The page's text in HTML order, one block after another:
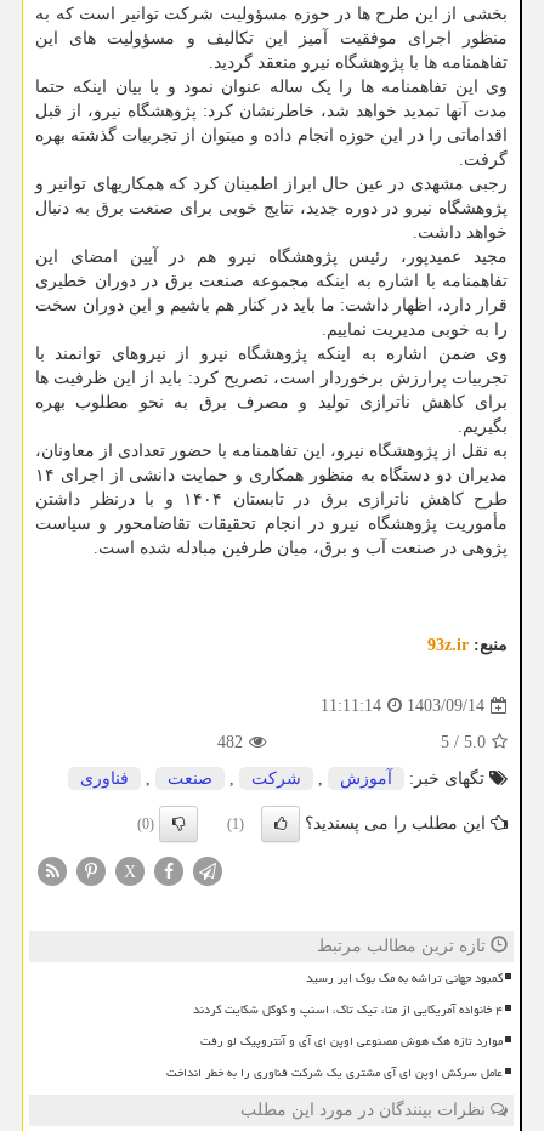
بخشی از این طرح ها در حوزه مسؤولیت شرکت توانیر است که به
منظور اجرای موفقیت آمیز این تکالیف و مسؤولیت های این
تفاهمنامه ها با پژوهشگاه نیرو منعقد گردید.
وی این تفاهمنامه ها را یک ساله عنوان نمود و با بیان اینکه حتما
مدت آنها تمدید خواهد شد، خاطرنشان کرد: پژوهشگاه نیرو، از قبل
اقداماتی را در این حوزه انجام داده و میتوان از تجربیات گذشته بهره
گرفت.
رجبی مشهدی در عین حال ابراز اطمینان کرد که همکاریهای توانیر و
پژوهشگاه نیرو در دوره جدید، نتایج خوبی برای صنعت برق به دنبال
خواهد داشت.
مجید عمیدپور، رئیس پژوهشگاه نیرو هم در آیین امضای این
تفاهمنامه با اشاره به اینکه مجموعه صنعت برق در دوران خطیری
قرار دارد، اظهار داشت: ما باید در کنار هم باشیم و این دوران سخت
را به خوبی مدیریت نماییم.
وی ضمن اشاره به اینکه پژوهشگاه نیرو از نیروهای توانمند با
تجربیات پرارزش برخوردار است، تصریح کرد: باید از این ظرفیت ها
برای کاهش ناترازی تولید و مصرف برق به نحو مطلوب بهره
بگیریم.
به نقل از پژوهشگاه نیرو، این تفاهمنامه با حضور تعدادی از معاونان،
مدیران دو دستگاه به منظور همکاری و حمایت دانشی از اجرای ۱۴
طرح کاهش ناترازی برق در تابستان ۱۴۰۴ و با درنظر داشتن
مأموریت پژوهشگاه نیرو در انجام تحقیقات تقاضامحور و سیاست
پژوهی در صنعت آب و برق، میان طرفین مبادله شده است.
منبع: 93z.ir
1403/09/14
11:11:14
5.0
/
5
482
تگهای خبر:
آموزش , شركت , صنعت , فناوری
این مطلب را می پسندید؟ (1)
(0)
X
تازه ترین مطالب مرتبط
کمبود جهانی تراشه به مک بوک ایر رسید
۴ خانواده آمریکایی از متا، تیک تاک، اسنپ و گوگل شکایت کردند
موارد تازه هک هوش مصنوعی اوپن ای آی و آنتروپیک لو رفت
عامل سرکش اوپن ای آی مشتری یک شرکت فناوری را به خطر انداخت
نظرات بینندگان در مورد این مطلب